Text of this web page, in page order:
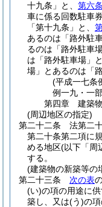
十九条」と、 第六条
車に係る回数駐車券
「第十九条」と、
あるのは「路外駐
るのは「路外駐車
は「路外駐車場」と
場」とあるのは「
(平成一七条
例一九・一
第四章
建築
(周辺地区の指定)
第二十二条
法第二
第二十条第二項に
める地区(以下「周
する。
(建築物の新築等の
第二十三条
次の表
(い)の項の用途に
築し、又は(う)の